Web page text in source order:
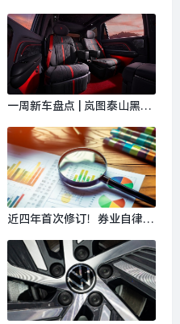
快讯
一周新车盘点 | 岚图泰山黑武
7正式上市|界面新闻 · 汽车
近四年首次修订！券业自律升
面新闻